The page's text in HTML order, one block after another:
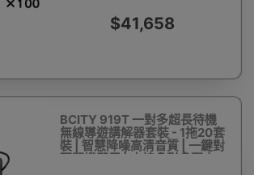
$41,658
BCITY 919T 一對多超長待機
無線導遊講解器套裝 - 1拖20套
裝 | 智慧降噪高清音質 | 一鍵對
碼開機即用 | 支持多對多獨立